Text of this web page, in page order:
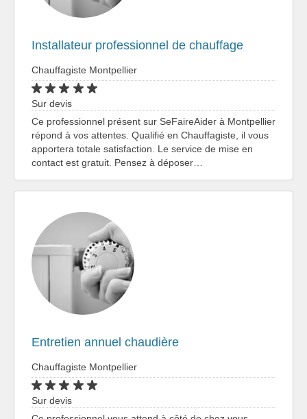
Installateur professionnel de chauffage
Chauffagiste Montpellier
Sur devis
Ce professionnel présent sur SeFaireAider à Montpellier
répond à vos attentes. Qualifié en Chauffagiste, il vous
apportera totale satisfaction. Le service de mise en
contact est gratuit. Pensez à déposer…
Entretien annuel chaudière
Chauffagiste Montpellier
Sur devis